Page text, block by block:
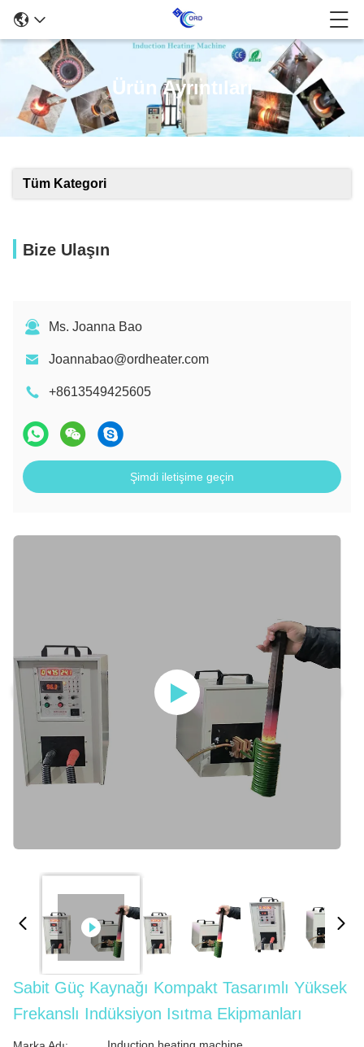
Ürün Ayrıntıları
Tüm Kategori
Bize Ulaşın
Ms. Joanna Bao
Joannabao@ordheater.com
+8613549425605
Şimdi iletişime geçin
Sabit Güç Kaynağı Kompakt Tasarımlı Yüksek
Frekanslı Indüksiyon Isıtma Ekipmanları